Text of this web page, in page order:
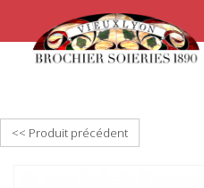
<< Produit précédent